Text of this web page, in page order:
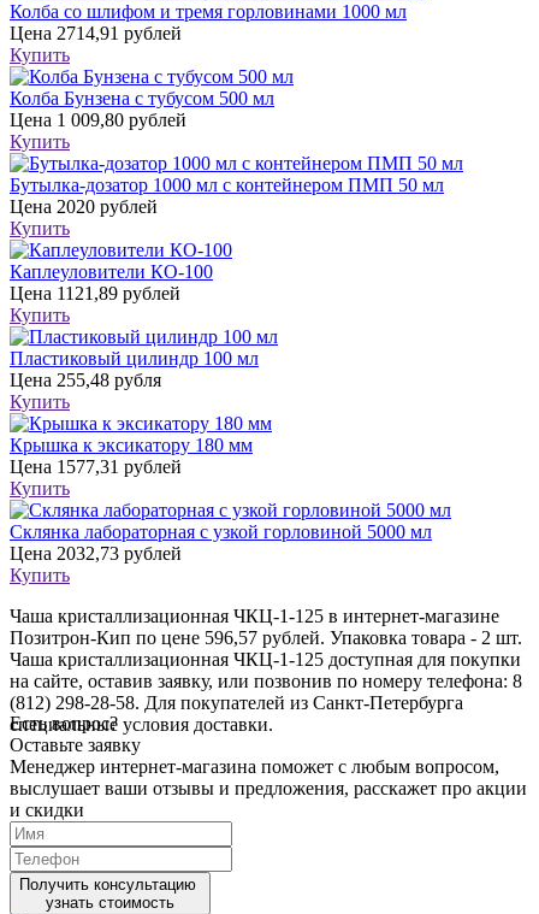
Колба со шлифом и тремя горловинами 1000 мл
Цена 2714,91 рублей
Купить
Колба Бунзена с тубусом 500 мл
Цена 1 009,80 рублей
Купить
Бутылка-дозатор 1000 мл с контейнером ПМП 50 мл
Цена 2020 рублей
Купить
Каплеуловители КО-100
Цена 1121,89 рублей
Купить
Пластиковый цилиндр 100 мл
Цена 255,48 рубля
Купить
Крышка к эксикатору 180 мм
Цена 1577,31 рублей
Купить
Склянка лабораторная с узкой горловиной 5000 мл
Цена 2032,73 рублей
Купить
Чаша кристаллизационная ЧКЦ-1-125 в интернет-магазине
Позитрон-Кип по цене 596,57 рублей. Упаковка товара - 2 шт.
Чаша кристаллизационная ЧКЦ-1-125 доступная для покупки
на сайте, оставив заявку, или позвонив по номеру телефона: 8
(812) 298-28-58. Для покупателей из Санкт-Петербурга
специальные условия доставки.
Есть вопрос?
Оставьте заявку
Менеджер интернет-магазина поможет с любым вопросом,
выслушает ваши отзывы и предложения, расскажет про акции
и скидки
Получить консультацию
узнать стоимость